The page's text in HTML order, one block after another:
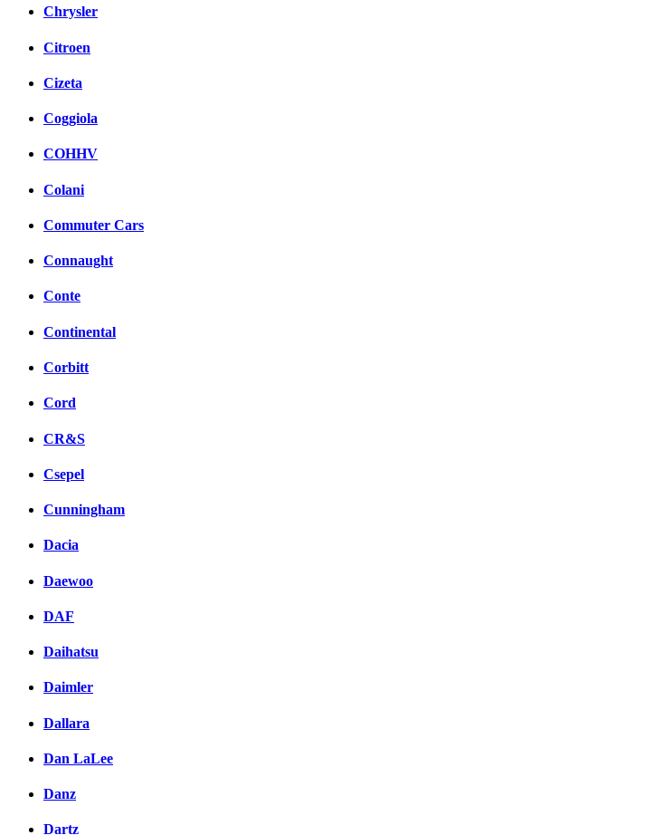
Chrysler
Citroen
Cizeta
Coggiola
COHHV
Colani
Commuter Cars
Connaught
Conte
Continental
Corbitt
Cord
CR&S
Csepel
Cunningham
Dacia
Daewoo
DAF
Daihatsu
Daimler
Dallara
Dan LaLee
Danz
Dartz